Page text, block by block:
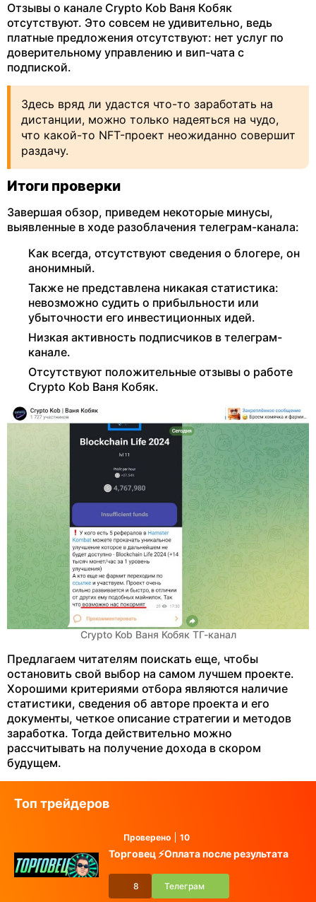
Отзывы о канале Crypto Kob Ваня Кобяк
отсутствуют. Это совсем не удивительно, ведь
платные предложения отсутствуют: нет услуг по
доверительному управлению и вип-чата с
подпиской.
Здесь вряд ли удастся что-то заработать на
дистанции, можно только надеяться на чудо,
что какой-то NFT-проект неожиданно совершит
раздачу.
Итоги проверки
Завершая обзор, приведем некоторые минусы,
выявленные в ходе разоблачения телеграм-канала:
Как всегда, отсутствуют сведения о блогере, он
анонимный.
Также не представлена никакая статистика:
невозможно судить о прибыльности или
убыточности его инвестиционных идей.
Низкая активность подписчиков в телеграм-
канале.
Отсутствуют положительные отзывы о работе
Crypto Kob Ваня Кобяк.
Crypto Kob Ваня Кобяк ТГ-канал
Предлагаем читателям поискать еще, чтобы
остановить свой выбор на самом лучшем проекте.
Хорошими критериями отбора являются наличие
статистики, сведения об авторе проекта и его
документы, четкое описание стратегии и методов
заработка. Тогда действительно можно
рассчитывать на получение дохода в скором
будущем.
Топ трейдеров
Проверено 10
Торговец ⚡️Оплата после результата
8 Телеграм